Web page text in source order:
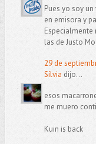
Pues yo soy
en emisora y
Especialmente
las de Justo
29 de
Sílvia dijo...
esos
me muero
Kuin is back